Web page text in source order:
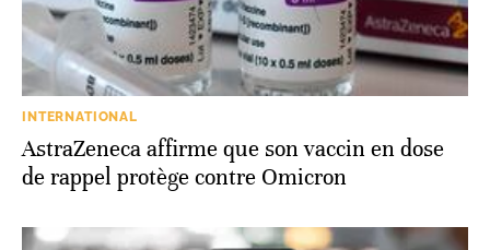
INTERNATIONAL
AstraZeneca affirme que son vaccin en dose
de rappel protège contre Omicron